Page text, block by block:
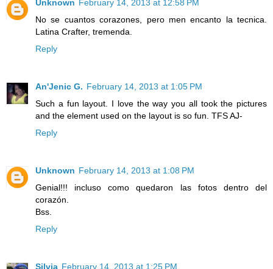
Unknown February 14, 2013 at 12:58 PM
No se cuantos corazones, pero men encanto la tecnica.
Latina Crafter, tremenda.
Reply
An'Jenic G. February 14, 2013 at 1:05 PM
Such a fun layout. I love the way you all took the pictures
and the element used on the layout is so fun. TFS AJ-
Reply
Unknown February 14, 2013 at 1:08 PM
Genial!!! incluso como quedaron las fotos dentro del
corazón.
Bss.
Reply
Silvia February 14, 2013 at 1:25 PM